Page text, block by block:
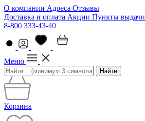
О компании Адреса Отзывы
Доставка и оплата Акции Пункты выдачи
8-800 333-43-40
Меню
Найти
Корзина